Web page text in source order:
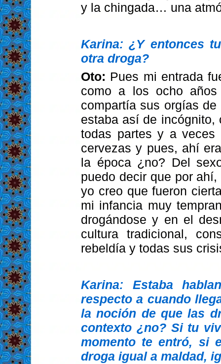
y la chingada… una
Karina: ¿Y entonces
otra droga?
Oto: Pues mi entrada
como a los ocho
compartía sus orgías
estaba así de incógnito,
todas partes y a
cervezas y pues, ahí
la época ¿no? Del
puedo decir que por
yo creo que fueron
mi infancia muy
drogándose y en el
cultura tradicional,
rebeldía y todas sus
Karina: Estaba
respecto a cuando
la noción de que las
contexto ¿no? Si tu
momento te entró, si
droga igual a maldad,